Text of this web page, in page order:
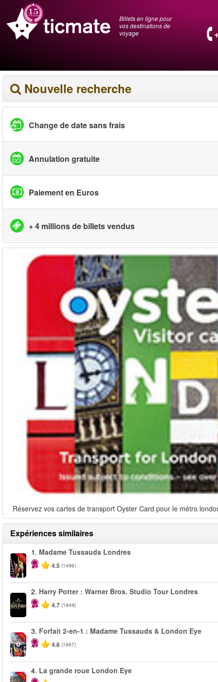
Billets en ligne pour
vos destinations de
voyage
Nouvelle recherche
Change de date sans frais
Annulation gratuite
Paiement en Euros
+ 4 millions de billets vendus
Réservez vos cartes de transport Oyster Card pour le métro
Expériences similaires
-25%
1. Madame Tussauds Londres
4.5 (1496)
2. Harry Potter : Warner Bros. Studio Tour Londres
4.7 (1949)
-40%
3. Forfait 2-en-1 : Madame Tussauds & London Eye
4.6 (1667)
-25%
4. La grande roue London Eye